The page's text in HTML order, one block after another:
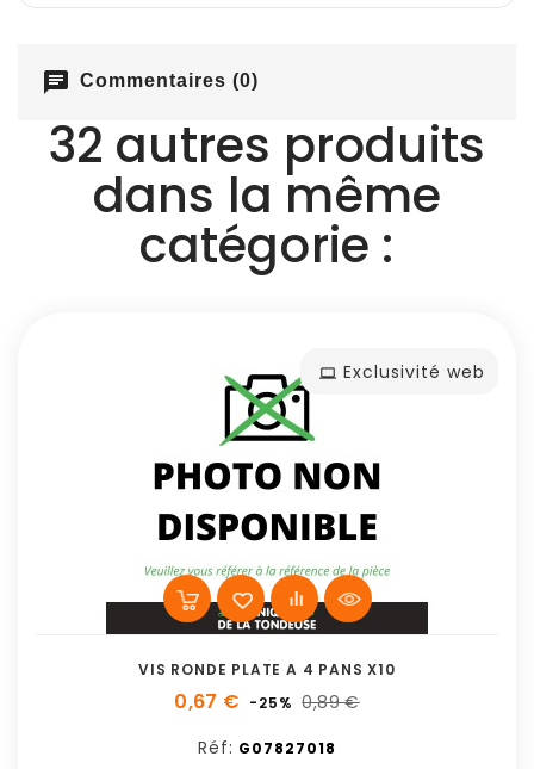
chat Commentaires (0)
32 autres produits
dans la même
catégorie :
Exclusivité web
VIS RONDE PLATE A 4 PANS X10
0,67 € -25% 0,89 €
Réf: G07827018